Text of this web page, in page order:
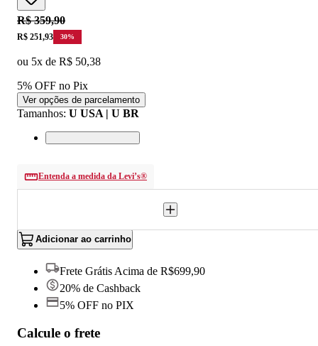
Original price:
R$ 359,90
Price:
R$ 251,93 30%
ou 5x de R$ 50,38
5% OFF no Pix
Ver opções de parcelamento
Tamanhos: U USA | U BR
Entenda a medida da Levi’s®
Adicionar ao carrinho
Frete Grátis Acima de R$699,90
20% de Cashback
5% OFF no PIX
Calcule o frete